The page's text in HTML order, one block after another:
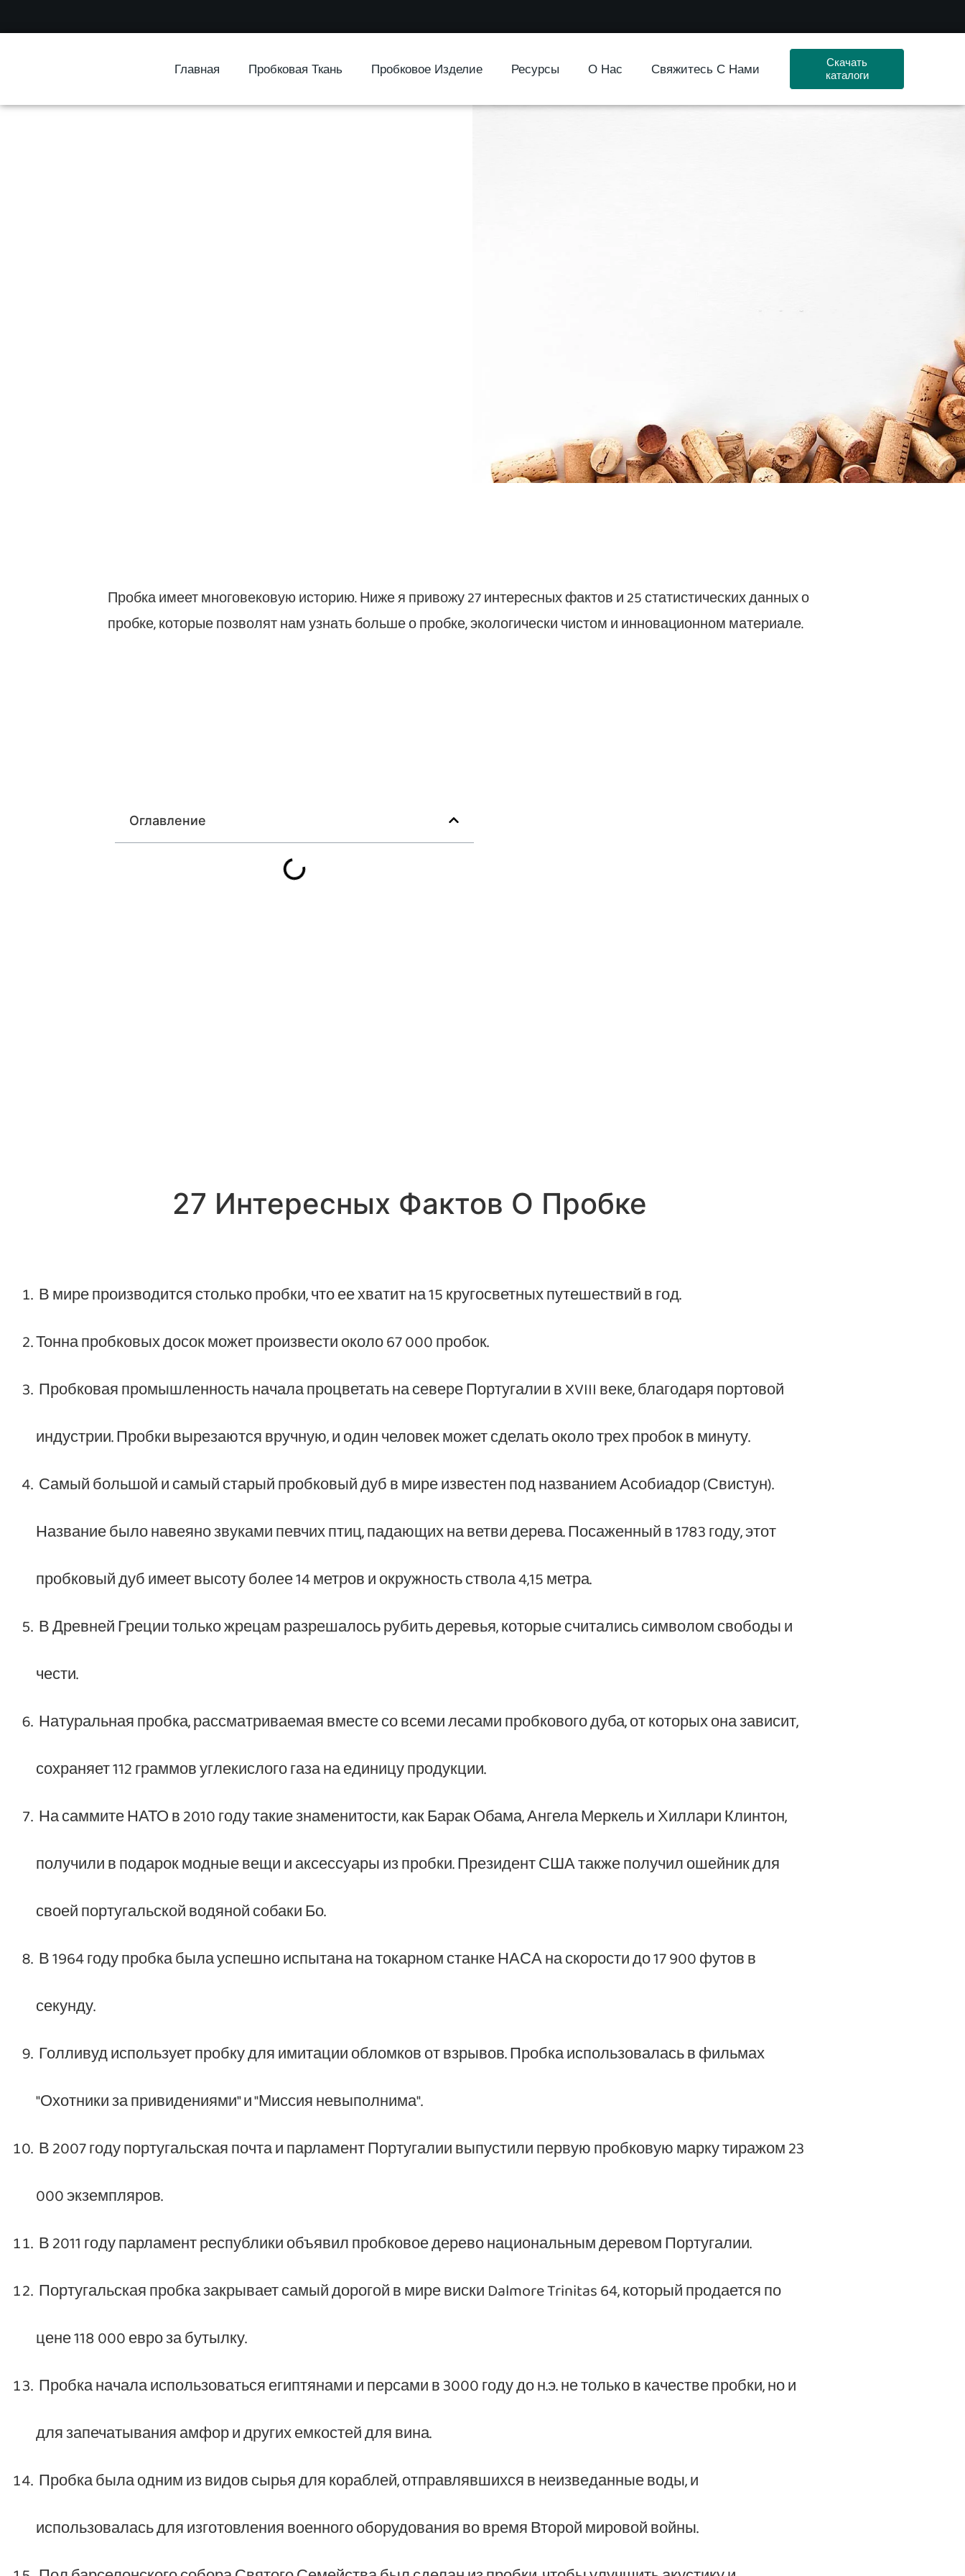
Главная Пробковая Ткань Пробковое Изделие Ресурсы О Нас Свяжитесь С Нами
Скачать
каталоги
Пробка имеет многовековую историю. Ниже я привожу 27 интересных фактов и 25 статистических данных о
пробке, которые позволят нам узнать больше о пробке, экологически чистом и инновационном материале.
Оглавление
27 Интересных Фактов О Пробке
В мире производится столько пробки, что ее хватит на 15 кругосветных путешествий в год.
Тонна пробковых досок может произвести около 67 000 пробок.
Пробковая промышленность начала процветать на севере Португалии в XVIII веке, благодаря портовой
индустрии. Пробки вырезаются вручную, и один человек может сделать около трех пробок в минуту.
Самый большой и самый старый пробковый дуб в мире известен под названием Асобиадор (Свистун).
Название было навеяно звуками певчих птиц, падающих на ветви дерева. Посаженный в 1783 году, этот
пробковый дуб имеет высоту более 14 метров и окружность ствола 4,15 метра.
В Древней Греции только жрецам разрешалось рубить деревья, которые считались символом свободы и
чести.
Натуральная пробка, рассматриваемая вместе со всеми лесами пробкового дуба, от которых она зависит,
сохраняет 112 граммов углекислого газа на единицу продукции.
На саммите НАТО в 2010 году такие знаменитости, как Барак Обама, Ангела Меркель и Хиллари Клинтон,
получили в подарок модные вещи и аксессуары из пробки. Президент США также получил ошейник для
своей португальской водяной собаки Бо.
В 1964 году пробка была успешно испытана на токарном станке НАСА на скорости до 17 900 футов в
секунду.
Голливуд использует пробку для имитации обломков от взрывов. Пробка использовалась в фильмах
"Охотники за привидениями" и "Миссия невыполнима".
В 2007 году португальская почта и парламент Португалии выпустили первую пробковую марку тиражом 23
000 экземпляров.
В 2011 году парламент республики объявил пробковое дерево национальным деревом Португалии.
Португальская пробка закрывает самый дорогой в мире виски Dalmore Trinitas 64, который продается по
цене 118 000 евро за бутылку.
Пробка начала использоваться египтянами и персами в 3000 году до н.э. не только в качестве пробки, но и
для запечатывания амфор и других емкостей для вина.
Пробка была одним из видов сырья для кораблей, отправлявшихся в неизведанные воды, и
использовалась для изготовления военного оборудования во время Второй мировой войны.